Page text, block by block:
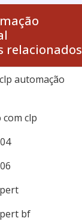
relacionados
automação
clp
bf